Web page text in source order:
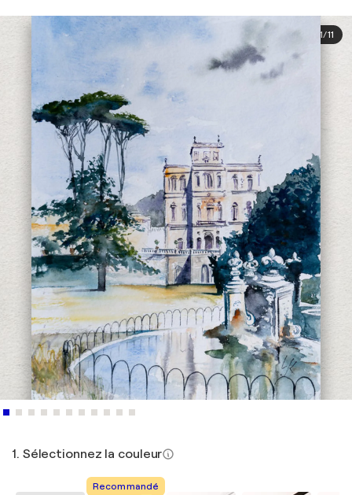
1/11
1. Sélectionnez la couleur
Recommandé